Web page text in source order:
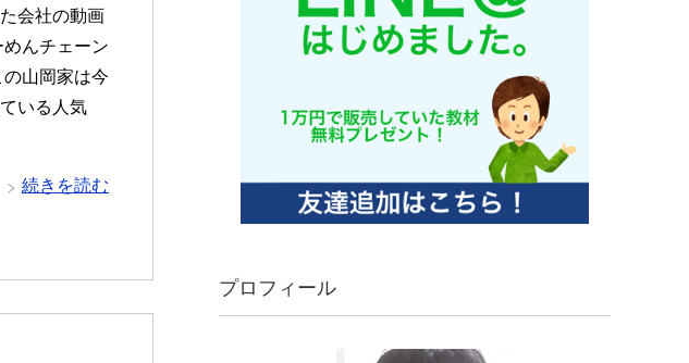
会社の動画
んチェーン
山岡家は今
いる人気
続きを読む
プロフィール